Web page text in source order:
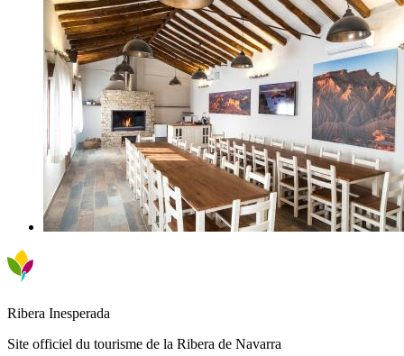
Ribera Inesperada
Site officiel du tourisme de la Ribera de Navarra